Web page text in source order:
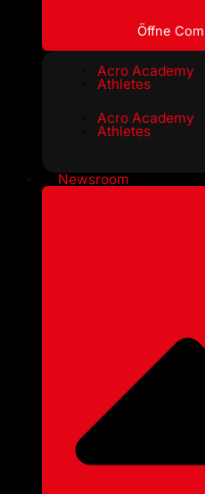
Öffne
Acro Academy
Athletes
Acro Academy
Athletes
Newsroom